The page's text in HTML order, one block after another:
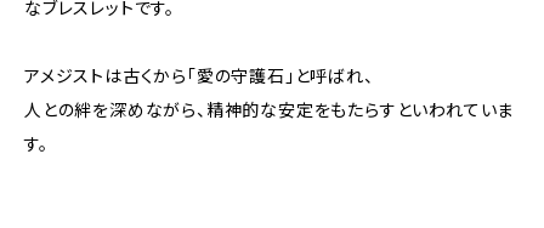
なブレスレットです。
アメジストは古くから「愛の守護石」と呼ばれ、
人との絆を深めながら、精神的な安定をもたらすといわれていま
す。